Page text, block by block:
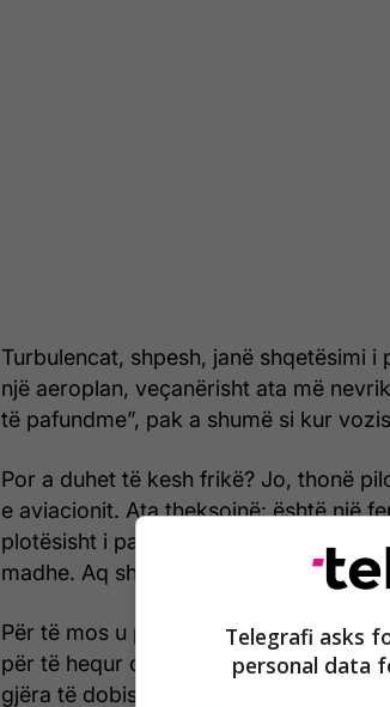
Turbulencat, shpesh, janë shqetësimi
një aeroplan, veçanërisht ata më
të pafundme”, pak a shumë si kur
Por a duhet të kesh frikë? Jo, thonë
e aviacionit. Ata theksojnë: është një
plotësisht i parashikueshëm, që pilotët
madhe. Aq shumë që ndonjëherë ata
Për të mos u përplasur më shumë kur
për të hequr qafe çdo dyshim dhe për
gjëra të dobishme për të ditur për
Telegrafi asks
personal data